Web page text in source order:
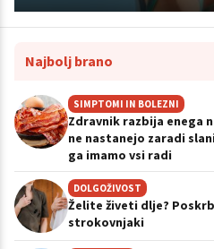
Najbolj brano
SIMPTOMI IN BOLEZNI
Zdravnik razbija enega
ne nastanejo zaradi
ga imamo vsi radi
DOLGOŽIVOST
Želite živeti dlje?
strokovnjaki